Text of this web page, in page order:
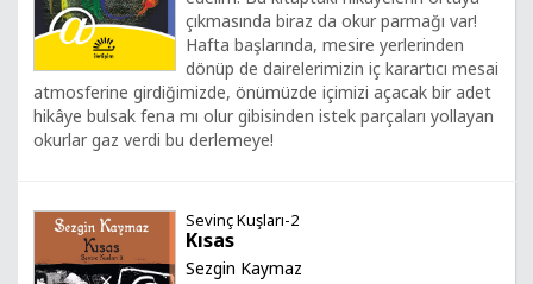
çıkmasında biraz da okur parmağı var!
Hafta başlarında, mesire yerlerinden
dönüp de dairelerimizin iç karartıcı mesai
atmosferine girdiğimizde, önümüzde içimizi açacak bir adet
hikâye bulsak fena mı olur gibisinden istek parçaları yollayan
okurlar gaz verdi bu derlemeye!
Sevinç Kuşları-2
Kısas
Sezgin Kaymaz